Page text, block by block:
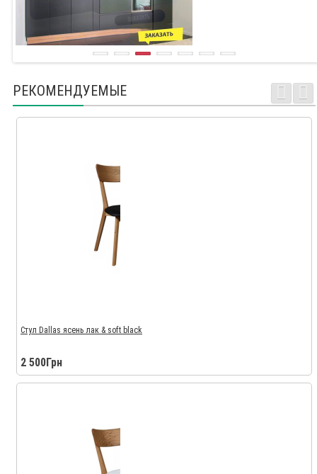
РЕКОМЕНДУЕМЫЕ
Стул Dallas ясень лак & soft black
2 500Грн